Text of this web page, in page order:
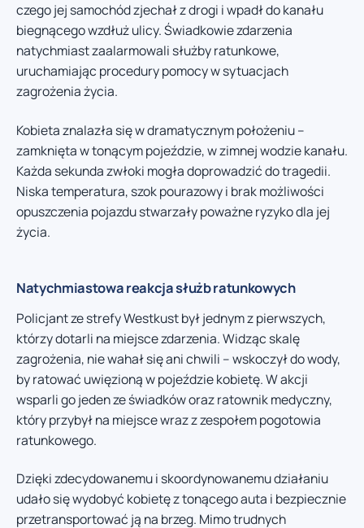
czego jej samochód zjechał z drogi i wpadł do kanału
biegnącego wzdłuż ulicy. Świadkowie zdarzenia
natychmiast zaalarmowali służby ratunkowe,
uruchamiając procedury pomocy w sytuacjach
zagrożenia życia.
Kobieta znalazła się w dramatycznym położeniu –
zamknięta w tonącym pojeździe, w zimnej wodzie kanału.
Każda sekunda zwłoki mogła doprowadzić do tragedii.
Niska temperatura, szok pourazowy i brak możliwości
opuszczenia pojazdu stwarzały poważne ryzyko dla jej
życia.
Natychmiastowa reakcja służb ratunkowych
Policjant ze strefy Westkust był jednym z pierwszych,
którzy dotarli na miejsce zdarzenia. Widząc skalę
zagrożenia, nie wahał się ani chwili – wskoczył do wody,
by ratować uwięzioną w pojeździe kobietę. W akcji
wsparli go jeden ze świadków oraz ratownik medyczny,
który przybył na miejsce wraz z zespołem pogotowia
ratunkowego.
Dzięki zdecydowanemu i skoordynowanemu działaniu
udało się wydobyć kobietę z tonącego auta i bezpiecznie
przetransportować ją na brzeg. Mimo trudnych